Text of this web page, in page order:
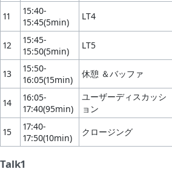
11
15:40-
15:45(5min)
LT4
12
15:45-
15:50(5min)
LT5
13
15:50-
16:05(15min)
休憩 ＆バッファ
14
16:05-
17:40(95min)
ユーザーディスカッシ
ョン
15
17:40-
17:50(10min)
クロージング
Talk1